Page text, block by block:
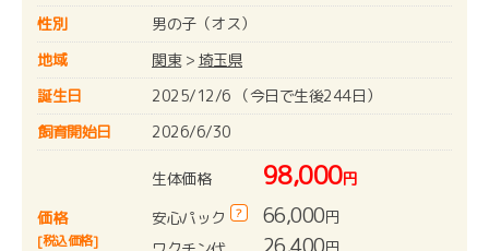
性別
男の子（オス）
地域
関東> 埼玉県
誕生日
2025/12/6 （今日で生後244日）
飼育開始日
2026/6/30
価格
[税込価格]
生体価格 98,000円
安心パック
? 66,000円